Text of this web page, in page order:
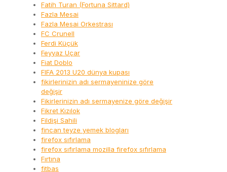
Fatih Turan (Fortuna Sittard)
Fazla Mesai
Fazla Mesai Orkestrası
FC Crunell
Ferdi Küçük
Feyyaz Uçar
Fiat Doblo
FIFA 2013 U20 dünya kupası
fikirlerinizin adı sermayeninize göre
değişir
Fikirlerinizin adı sermayenize göre değişir
Fikret Kızılok
Fildişi Sahili
fincan teyze yemek blogları
firefox sıfırlama
firefox sıfırlama mozilla firefox sıfırlama
Fırtına
fitbas